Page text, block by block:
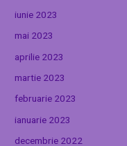
iunie 2023
mai 2023
aprilie 2023
martie 2023
februarie 2023
ianuarie 2023
decembrie 2022